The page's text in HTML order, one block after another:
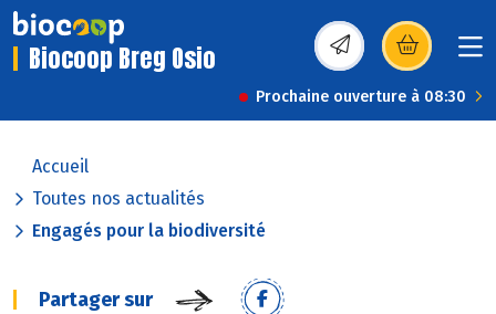
Biocoop Breg Osio (s’ouvre dans une
Prochaine ouverture à 08:30
Accueil
Toutes nos actualités
Engagés pour la biodiversité
Partager sur